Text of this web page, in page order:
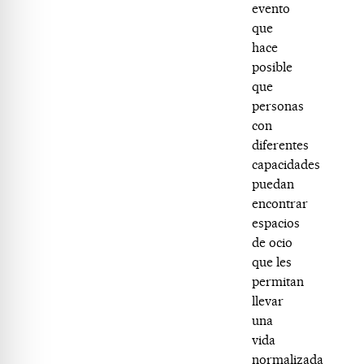
evento
que
hace
posible
que
personas
con
diferentes
capacidades
puedan
encontrar
espacios
de ocio
que les
permitan
llevar
una
vida
normalizada